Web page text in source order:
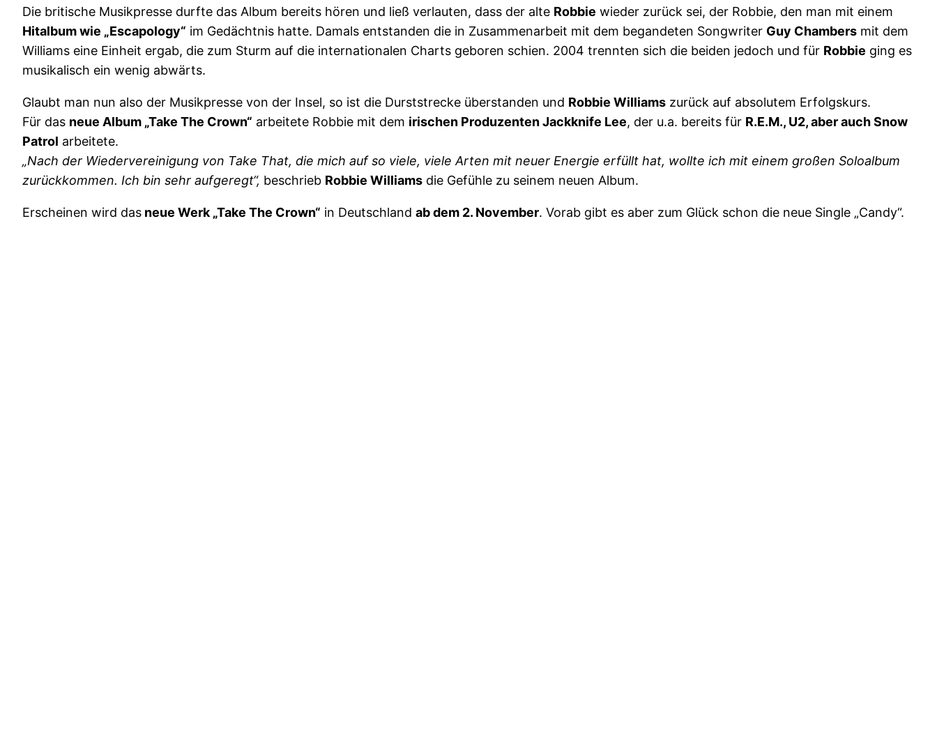
Die britische Musikpresse durfte das Album bereits hören und ließ verlauten, dass der alte Robbie wieder zurück sei, der Robbie, den man mit einem
Hitalbum wie „Escapology“ im Gedächtnis hatte. Damals entstanden die in Zusammenarbeit mit dem begandeten Songwriter Guy Chambers mit dem
Williams eine Einheit ergab, die zum Sturm auf die internationalen Charts geboren schien. 2004 trennten sich die beiden jedoch und für Robbie ging es
musikalisch ein wenig abwärts.
Glaubt man nun also der Musikpresse von der Insel, so ist die Durststrecke überstanden und Robbie Williams zurück auf absolutem Erfolgskurs.
Für das neue Album „Take The Crown“ arbeitete Robbie mit dem irischen Produzenten Jackknife Lee, der u.a. bereits für R.E.M., U2, aber auch Snow
Patrol arbeitete.
„Nach der Wiedervereinigung von Take That, die mich auf so viele, viele Arten mit neuer Energie erfüllt hat, wollte ich mit einem großen Soloalbum
zurückkommen. Ich bin sehr aufgeregt“, beschrieb Robbie Williams die Gefühle zu seinem neuen Album.
Erscheinen wird das neue Werk „Take The Crown“ in Deutschland ab dem 2. November. Vorab gibt es aber zum Glück schon die neue Single „Candy“.